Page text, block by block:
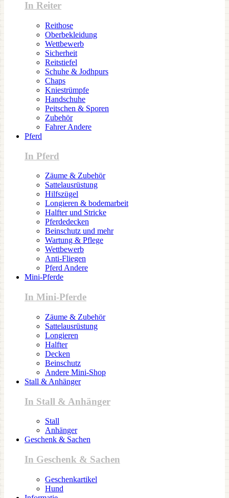
In Reiter
Reithose
Oberbekleidung
Wettbewerb
Sicherheit
Reitstiefel
Schuhe & Jodhpurs
Chaps
Kniestrümpfe
Handschuhe
Peitschen & Sporen
Zubehör
Fahrer Andere
Pferd
In Pferd
Zäume & Zubehör
Sattelausrüstung
Hilfszügel
Longieren & bodemarbeit
Halfter und Stricke
Pferdedecken
Beinschutz und mehr
Wartung & Pflege
Wettbewerb
Anti-Fliegen
Pferd Andere
Mini-Pferde
In Mini-Pferde
Zäume & Zubehör
Sattelausrüstung
Longieren
Halfter
Decken
Beinschutz
Andere Mini-Shop
Stall & Anhänger
In Stall & Anhänger
Stall
Anhänger
Geschenk & Sachen
In Geschenk & Sachen
Geschenkartikel
Hund